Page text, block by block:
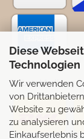
Diese
Technologien
Wir verwenden
von
Website zu
zu analysieren
Einkaufserlebnis
Selbstabhollung